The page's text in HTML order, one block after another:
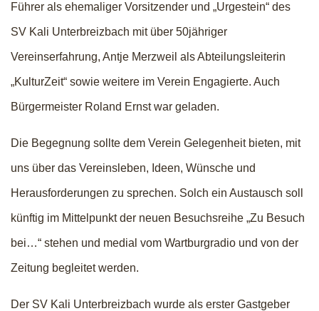
Führer als ehemaliger Vorsitzender und „Urgestein“ des
SV Kali Unterbreizbach mit über 50jähriger
Vereinserfahrung, Antje Merzweil als Abteilungsleiterin
„KulturZeit“ sowie weitere im Verein Engagierte. Auch
Bürgermeister Roland Ernst war geladen.
Die Begegnung sollte dem Verein Gelegenheit bieten, mit
uns über das Vereinsleben, Ideen, Wünsche und
Herausforderungen zu sprechen. Solch ein Austausch soll
künftig im Mittelpunkt der neuen Besuchsreihe „Zu Besuch
bei…“ stehen und medial vom Wartburgradio und von der
Zeitung begleitet werden.
Der SV Kali Unterbreizbach wurde als erster Gastgeber